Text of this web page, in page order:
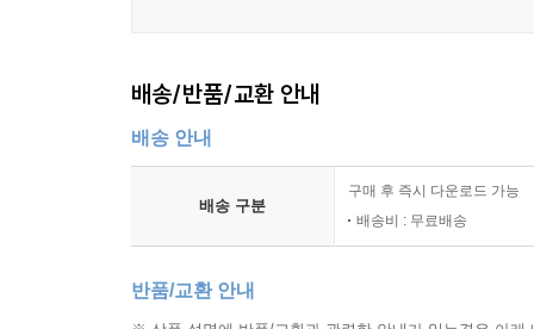
<50장> 슬기로운 신앙생활은 결국 주님과 동행하
[에필로그]
믿음은 하루아침에 완성되지 않는다
1. 상황별 짧은 기도문
배송/반품/교환 안내
배송 안내
배송 구분
구매 후 즉시 다운로드 가능
배송비 : 무료배송
반품/교환 안내